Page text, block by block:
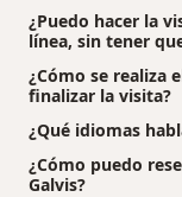
¿Puedo hacer la
línea, sin tener
¿Cómo se realiza
finalizar la visita?
¿Qué idiomas
¿Cómo puedo
Galvis?